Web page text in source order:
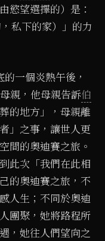
慾望選擇的）是：
私下的家）」的力
一個炎熱午後，
親，他母親告訴伯
的地方」，母親離
」之事，讓世人更
間的奧迪賽之旅。
此次「我們在此相
的奧迪賽之旅，不
人生；不同於奧迪
團聚，她將路程所
，她往人們望向之